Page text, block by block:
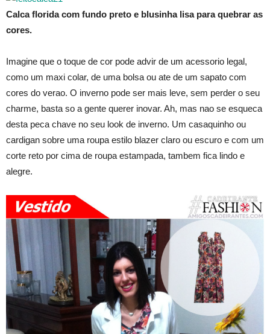
Calca florida com fundo preto e blusinha lisa para quebrar as
cores.
Imagine que o toque de cor pode advir de um acessorio legal,
como um maxi colar, de uma bolsa ou ate de um sapato com
cores do verao. O inverno pode ser mais leve, sem perder o seu
charme, basta so a gente querer inovar. Ah, mas nao se esqueca
desta peca chave no seu look de inverno. Um casaquinho ou
cardigan sobre uma roupa estilo blazer claro ou escuro e com um
corte reto por cima de roupa estampada, tambem fica lindo e
alegre.